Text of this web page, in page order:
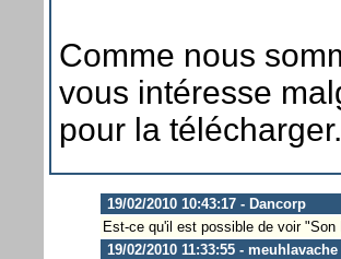
Comme nous
vous intéresse
pour la télécharger.
19/02/2010 10:43:17 - Dancorp
Est-ce qu'il est possible de voir
19/02/2010 11:33:55 - meuhlavache